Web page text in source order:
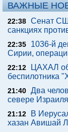
ВАЖНЫЕ
22:38 Сенат
санкциях
22:35
1036-й
Сирии,
22:12
ЦАХАЛ
беспилотника
21:40 Два
севере Израиля
21:12
В
хазан Авишай